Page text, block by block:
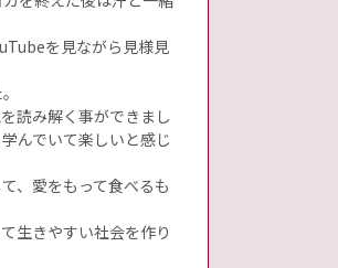
を見ながら見様見
読み解く事ができまし
んでいて楽しいと感じ
、愛をもって食べるも
生きやすい社会を作り